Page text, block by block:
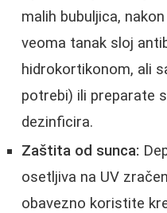
malih bubuljica,
veoma tanak sloj
hidrokortikonom, ali
potrebi) ili preparate
dezinficira.
Zaštita od sunca:
osetljiva na UV
obavezno koristite